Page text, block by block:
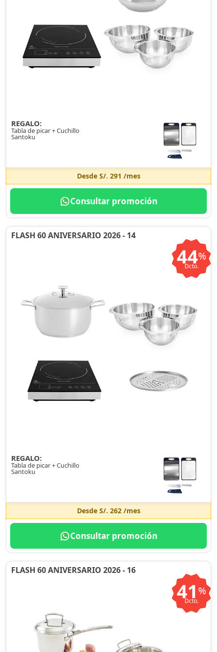
REGALO:
Tabla de picar + Cuchillo
Santoku
Desde S/. 291 /mes
Consultar promoción
FLASH 60 ANIVERSARIO 2026 - 14
44%
Dcto.
REGALO:
Tabla de picar + Cuchillo
Santoku
Desde S/. 262/mes
Consultar promoción
FLASH 60 ANIVERSARIO 2026 - 16
41 %
Dcto.